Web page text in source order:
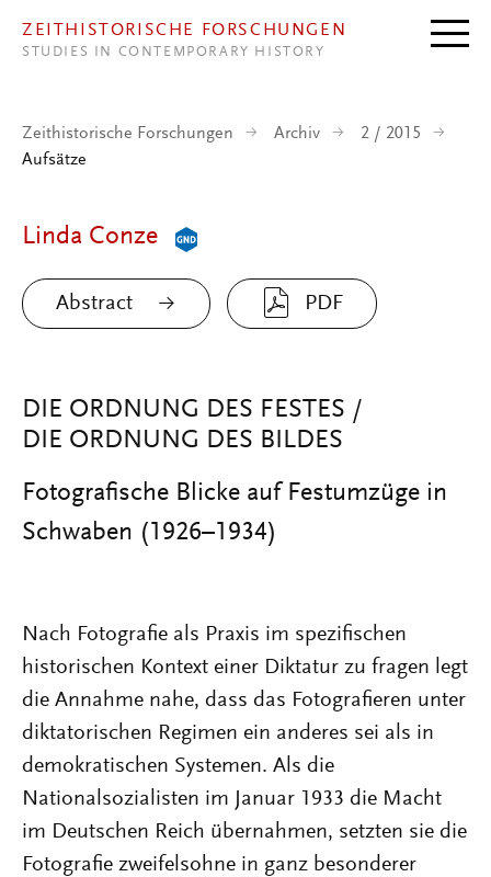
ZEITHISTORISCHE FORSCHUNGEN
STUDIES IN CONTEMPORARY HISTORY
Zeithistorische Forschungen Archiv
2 / 2015
Aufsätze
Linda Conze
Abstract PDF
DIE ORDNUNG DES FESTES /
DIE ORDNUNG DES BILDES
Fotografische Blicke auf Festumzüge in
Schwaben (1926–1934)
Nach Fotografie als Praxis im spezifischen
historischen Kontext einer Diktatur zu fragen legt
die Annahme nahe, dass das Fotografieren unter
diktatorischen Regimen ein anderes sei als in
demokratischen Systemen. Als die
Nationalsozialisten im Januar 1933 die Macht
im Deutschen Reich übernahmen, setzten sie die
Fotografie zweifelsohne in ganz besonderer